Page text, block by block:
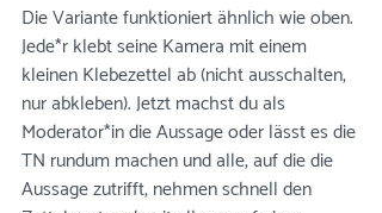
Die Variante funktioniert ähnlich wie oben.
Jede*r klebt seine Kamera mit einem
kleinen Klebezettel ab (nicht ausschalten,
nur abkleben). Jetzt machst du als
Moderator*in die Aussage oder lässt es die
TN rundum machen und alle, auf die die
Aussage zutrifft, nehmen schnell den